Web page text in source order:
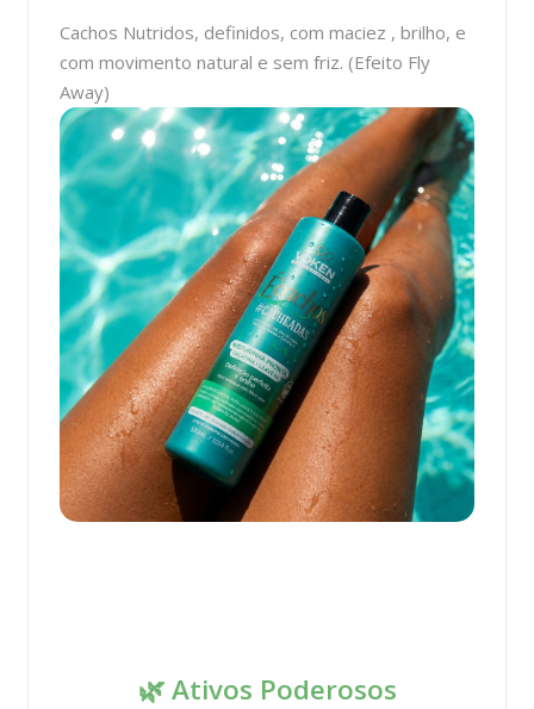
Cachos Nutridos, definidos, com maciez , brilho, e
com movimento natural e sem friz. (Efeito Fly
Away)
🌿 Ativos Poderosos